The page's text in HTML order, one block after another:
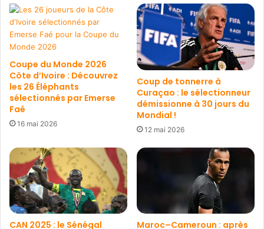
Coupe du Monde 2026
Côte d’Ivoire : Découvrez
les 26 Éléphants
sélectionnés par Emerse
Faé
16 mai 2026
Coup de tonnerre à
Curaçao : le sélectionneur
démissionne à 30 jours du
Mondial !
12 mai 2026
CAN 2025 : le Sénégal Maroc–Cameroun : après